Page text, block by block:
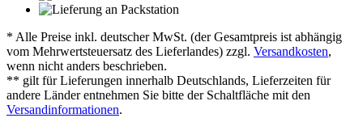
* Alle Preise inkl. deutscher MwSt. (der Gesamtpreis ist abhängig
vom Mehrwertsteuersatz des Lieferlandes) zzgl. Versandkosten,
wenn nicht anders beschrieben.
** gilt für Lieferungen innerhalb Deutschlands, Lieferzeiten für
andere Länder entnehmen Sie bitte der Schaltfläche mit den
Versandinformationen.